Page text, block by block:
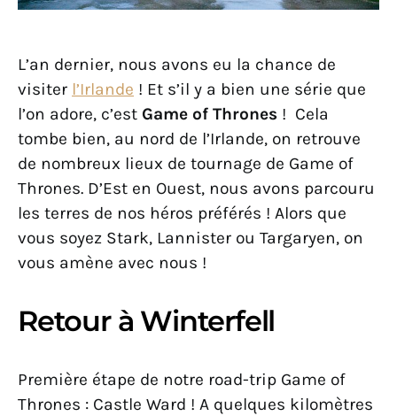
L’an dernier, nous avons eu la chance de
visiter l’Irlande ! Et s’il y a bien une série que
l’on adore, c’est Game of Thrones ! Cela
tombe bien, au nord de l’Irlande, on retrouve
de nombreux lieux de tournage de Game of
Thrones. D’Est en Ouest, nous avons parcouru
les terres de nos héros préférés ! Alors que
vous soyez Stark, Lannister ou Targaryen, on
vous amène avec nous !
Retour à Winterfell
Première étape de notre road-trip Game of
Thrones : Castle Ward ! A quelques kilomètres